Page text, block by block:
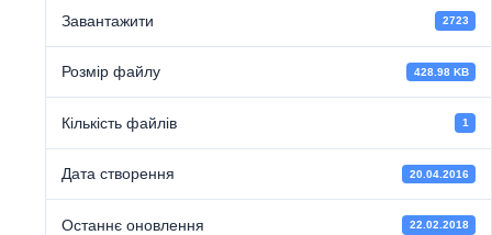
Завантажити 2723
Розмір файлу 428.98 KB
Кількість файлів 1
Дата створення 20.04.2016
Останнє оновлення 22.02.2018